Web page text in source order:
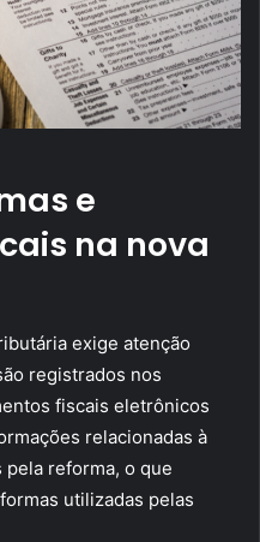
e
na nova
exige atenção
registrados nos
fiscais eletrônicos
relacionadas à
reforma, o que
utilizadas pelas